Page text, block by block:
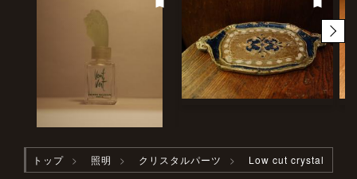
トップ 照明 クリスタルパーツ Low cut crystal